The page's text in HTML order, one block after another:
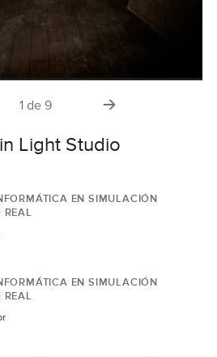
1 de 9
Light Studio
EN SIMULACIÓN
EN SIMULACIÓN